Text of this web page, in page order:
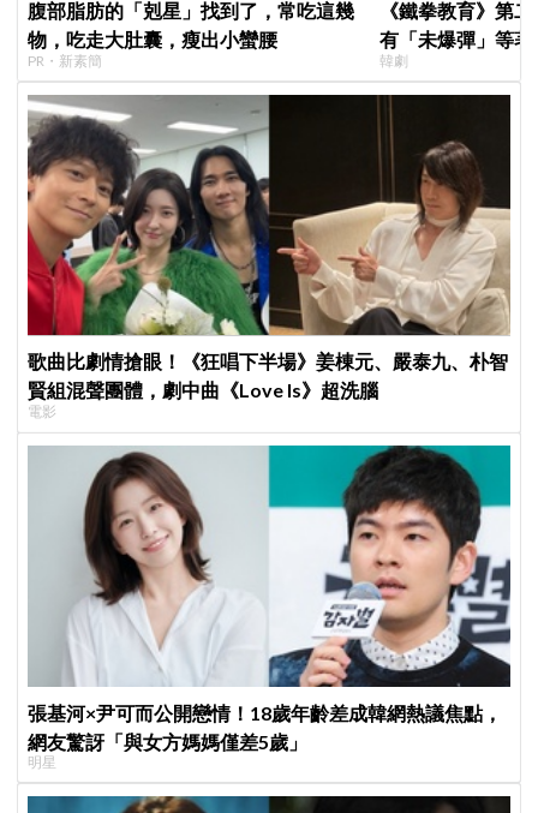
腹部脂肪的「剋星」找到了，常吃這幾
物，吃走大肚囊，瘦出小蠻腰
PR・新素簡
《鐵拳教育》第
有「未爆彈」等
「打更大」
韓劇
歌曲比劇情搶眼！《狂唱下半場》姜棟元、嚴泰九、朴智
賢組混聲團體，劇中曲《Love Is》超洗腦
電影
張基河×尹可而公開戀情！18歲年齡差成韓網熱議焦點，
網友驚訝「與女方媽媽僅差5歲」
明星